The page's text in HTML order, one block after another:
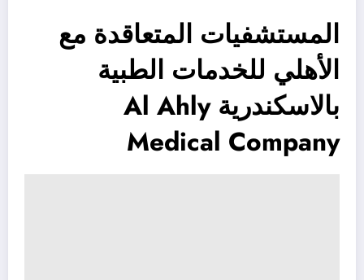
المستشفيات المتعاقدة مع
الأهلي للخدمات الطبية
بالاسكندرية Al Ahly
Medical Company